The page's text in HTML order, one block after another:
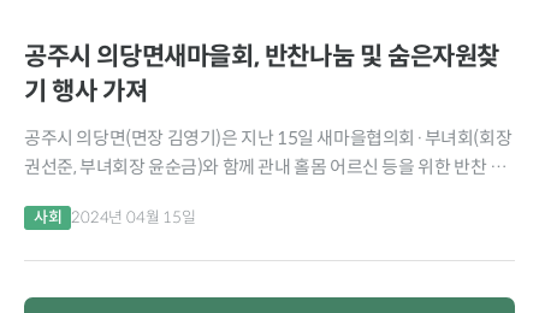
공주시 의당면새마을회, 반찬나눔 및 숨은자원찾
기 행사 가져
공주시 의당면(면장 김영기)은 지난 15일 새마을협의회·부녀회(회장
권선준, 부녀회장 윤순금)와 함께 관내 홀몸 어르신 등을 위한 반찬 나
취약한 어르신들을 위해 정성껏 반찬을 만들어...
사회 2024년 04월 15일